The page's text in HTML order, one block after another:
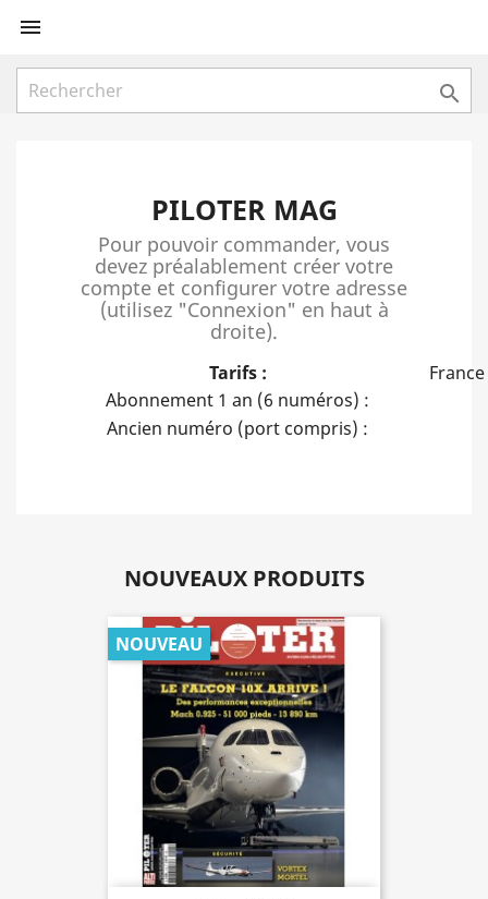


PILOTER MAG
Pour pouvoir commander, vous
devez préalablement créer votre
compte et configurer votre adresse
(utilisez "Connexion" en haut à
droite).
Tarifs :
Abonnement 1 an (6 numéros) :
Ancien numéro (port compris) :
NOUVEAUX PRODUITS
NOUVEAU